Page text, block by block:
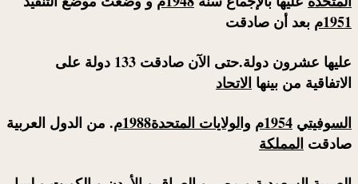
1951م
بعد أن صادقت
عليها عشرون دولة.حتى الآن صادقت 133 دولة على
الاتفاقية من بينها الاتحاد
السوفيتي 1954م والولايات المتحدة1988م . من الدول العربية
صادقت المملكة